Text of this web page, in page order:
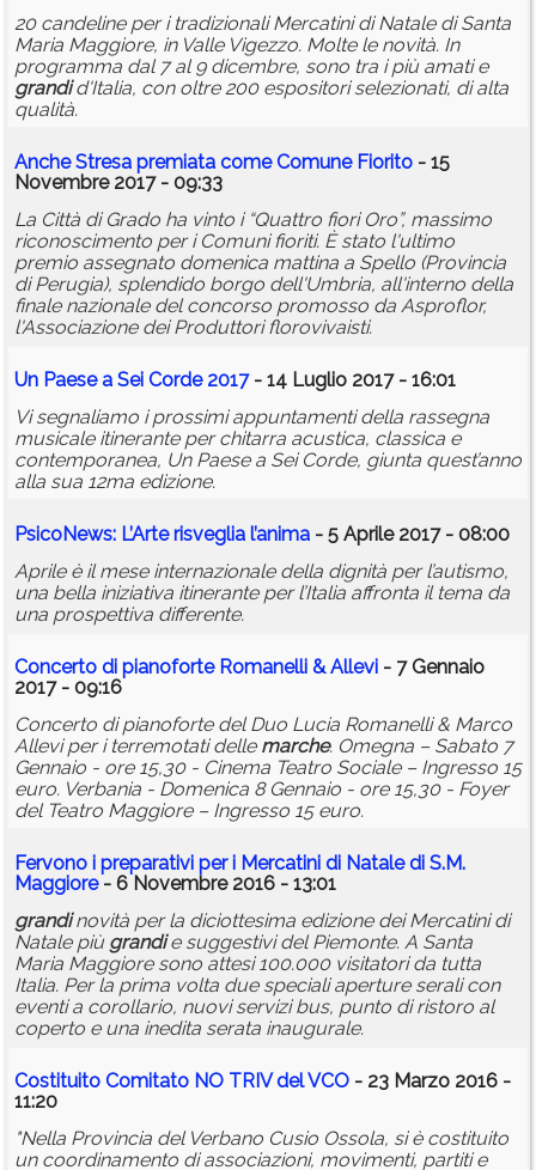
20 candeline per i tradizionali Mercatini di Natale di Santa
Maria Maggiore, in Valle Vigezzo. Molte le novità. In
programma dal 7 al 9 dicembre, sono tra i più amati e
grandid'Italia, con oltre 200 espositori selezionati, di alta
qualità.
Anche Stresa premiata come Comune Fiorito - 15
Novembre 2017 - 09:33
La Città di Grado ha vinto i “Quattro fiori Oro”, massimo
riconoscimento per i Comuni fioriti. È stato l'ultimo
premio assegnato domenica mattina a Spello (Provincia
di Perugia), splendido borgo dell'Umbria, all'interno della
finale nazionale del concorso promosso da Asproflor,
l'Associazione dei Produttori florovivaisti.
Un Paese a Sei Corde 2017- 14 Luglio 2017 - 16:01
Vi segnaliamo i prossimi appuntamenti della rassegna
musicale itinerante per chitarra acustica, classica e
contemporanea, Un Paese a Sei Corde, giunta quest’anno
alla sua 12ma edizione.
PsicoNews: L’Arte risveglia l’anima - 5 Aprile 2017 - 08:00
Aprile è il mese internazionale della dignità per l’autismo,
una bella iniziativa itinerante per l’Italia affronta il tema da
una prospettiva differente.
Concerto di pianoforte Romanelli & Allevi - 7 Gennaio
2017 - 09:16
Concerto di pianoforte del Duo Lucia Romanelli & Marco
Allevi per i terremotati delle marche. Omegna – Sabato 7
Gennaio - ore 15,30 - Cinema Teatro Sociale – Ingresso 15
euro. Verbania - Domenica 8 Gennaio - ore 15,30 - Foyer
del Teatro Maggiore – Ingresso 15 euro.
Fervono i preparativi per i Mercatini di Natale di S.M.
Maggiore- 6 Novembre 2016 - 13:01
grandinovità per la diciottesima edizione dei Mercatini di
Natale più grandie suggestivi del Piemonte. A Santa
Maria Maggiore sono attesi 100.000 visitatori da tutta
Italia. Per la prima volta due speciali aperture serali con
eventi a corollario, nuovi servizi bus, punto di ristoro al
coperto e una inedita serata inaugurale.
Costituito Comitato NO TRIV del VCO - 23 Marzo 2016 -
11:20
"Nella Provincia del Verbano Cusio Ossola, si è costituito
un coordinamento di associazioni, movimenti, partiti e